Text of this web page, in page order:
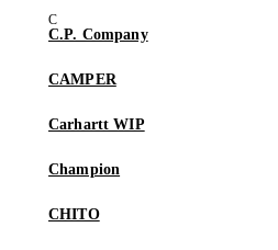
C.P. Company
CAMPER
Carhartt WIP
Champion
CHITO